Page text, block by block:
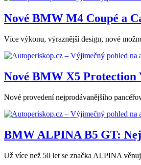
Nové BMW M4 Coupé a
Více výkonu, výraznější design, nové
Nové BMW X5 Protection
Nové provedení nejprodávanějšího
BMW ALPINA B5 GT:
Už více než 50 let se značka ALPINA